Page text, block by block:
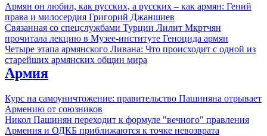
Армян он любил, как русских, а русских – как армян: Гений
права и милосердия Григорий Джаншиев
Связанная со спецслужбами Турции Лилит Мкртчян
прочитала лекцию в Музее-институте Геноцида армян
Четыре этапа армянского Ливана: Что происходит с одной из
старейших армянских общин мира
Армия
Курс на самоуничтожение: правительство Пашиняна отрывает
Армению от союзников
Никол Пашинян переходит к формуле "вечного" правления
Армения и ОДКБ приближаются к точке невозврата